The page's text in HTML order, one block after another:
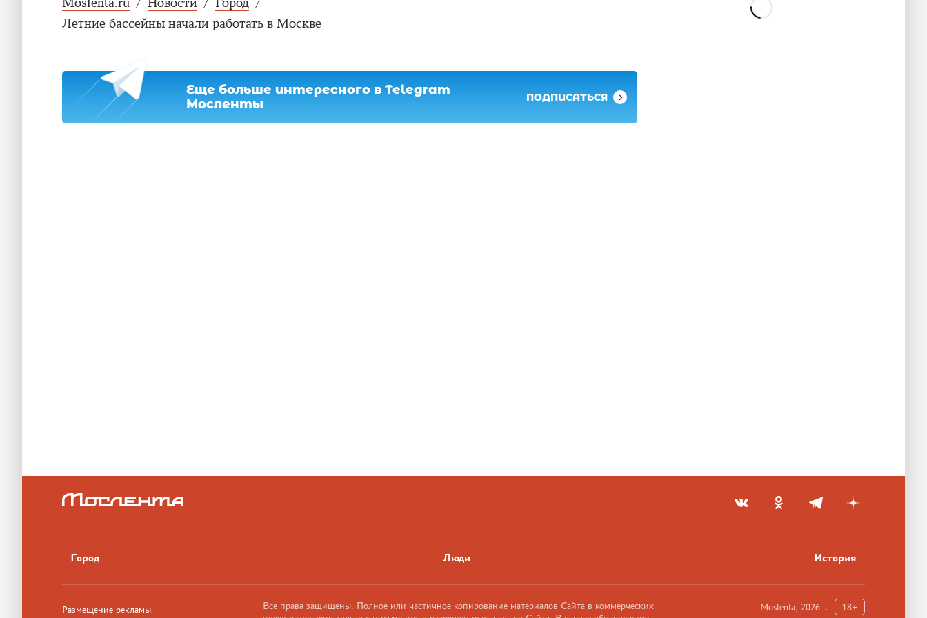
Летние бассейны начали работать в Москве
Еще больше интересного в Telegram
Мосленты
ПОДПИСАТЬСЯ
Город Люди История
Размещение рекламы Moslenta, 2026 г. 18+
Все права защищены. Полное или частичное копирование материалов Сайта в коммерческих